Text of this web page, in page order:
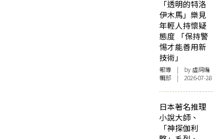
「透明的特洛
伊木馬」樂見
年輕人持懷疑
態度 「保持警
惕才能善用新
技術」
報導 | by 虛詞編
輯部 | 2026-07-28
日本著名推理
小說大師、
「神探伽利